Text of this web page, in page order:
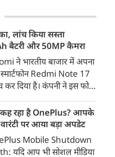
में माफी मांगी की है।
की सुनवाई के दौरान उपस्‍थित
लांच किया सस्ता
बैटरी और 50MP कैमरा
ने भारतीय बाजार में अपना
Redmi Note 17
कर दिया है। कंपनी ने इस फोन
8,000mAh की बड़ी बैटरी
Snapdragon
के साथ पेश किया है। फोन में
का मेन कैमरा दिया गया है।
रहा है OnePlus? आपके
पर आया बड़ा अपडेट
Mobile Shutdown
यदि आप भी सोशल मीडिया